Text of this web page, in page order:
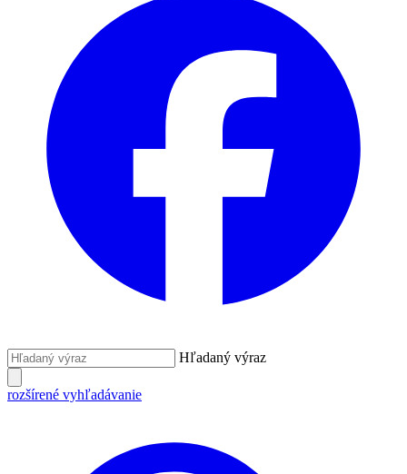
Hľadaný výraz
rozšírené vyhľadávanie